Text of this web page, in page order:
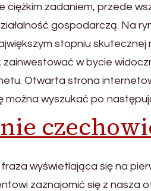
ciężkim zadaniem, przede
gospodarczą. Na
stopniu
zainwestować w bycie
Otwarta strona
można wyszukać po
fraza wyświetlająca się na
zaznajomić się z nasza